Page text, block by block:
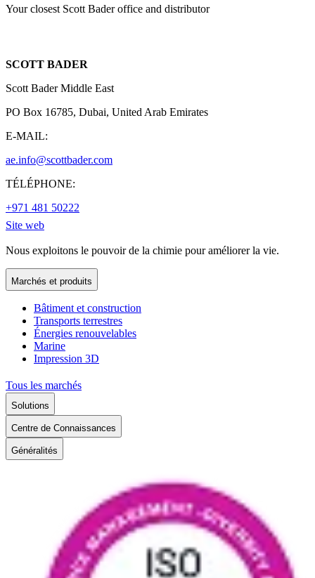
Your closest Scott Bader office and distributor
SCOTT BADER
Scott Bader Middle East
PO Box 16785, Dubai, United Arab Emirates
E-MAIL:
ae.info@scottbader.com
TÉLÉPHONE:
+971 481 50222
Site web
Nous exploitons le pouvoir de la chimie pour améliorer la vie.
Marchés et produits
Bâtiment et construction
Transports terrestres
Énergies renouvelables
Marine
Impression 3D
Tous les marchés
Solutions
Centre de Connaissances
Généralités